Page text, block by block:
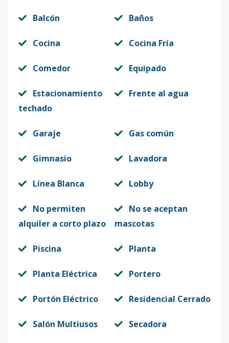
Balcón Baños
Cocina Cocina Fría
Comedor Equipado
Estacionamiento
techado
Frente al agua
Garaje Gas común
Gimnasio Lavadora
Línea Blanca Lobby
No permiten
alquiler a corto plazo
No se aceptan
mascotas
Piscina Planta
Planta Eléctrica Portero
Portón Eléctrico Residencial Cerrado
Salón Multiusos Secadora